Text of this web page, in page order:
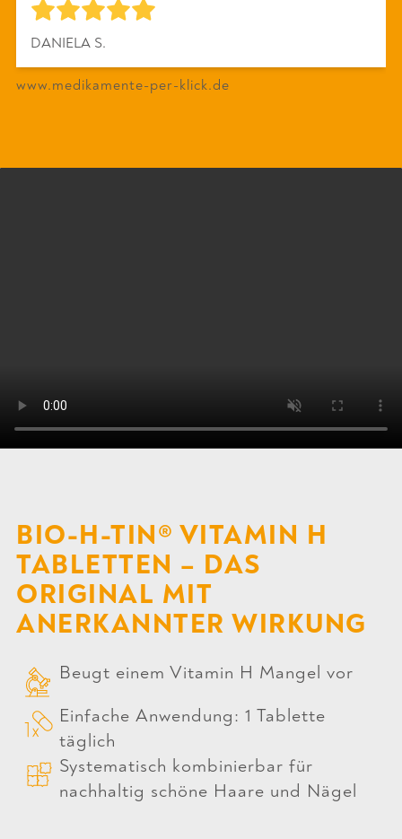
DANIELA S.
www.medikamente-per-klick.de
BIO-H-TIN® VITAMIN H
TABLETTEN – DAS
ORIGINAL MIT
ANERKANNTER WIRKUNG
Beugt einem Vitamin H Mangel vor
Einfache Anwendung: 1 Tablette
täglich
Systematisch kombinierbar für
nachhaltig schöne Haare und Nägel